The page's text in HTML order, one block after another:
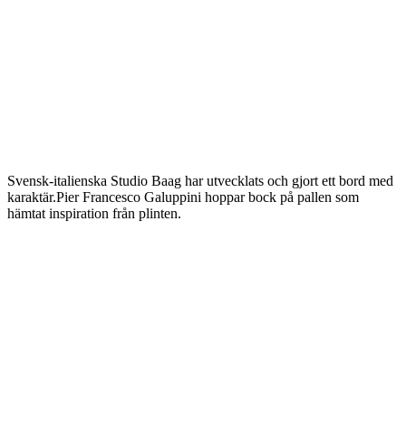
Svensk-italienska Studio Baag har utvecklats och gjort ett bord med
karaktär.Pier Francesco Galuppini hoppar bock på pallen som
hämtat inspiration från plinten.